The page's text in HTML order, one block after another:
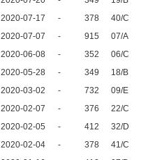
2020-07-17
- 378 40/C
2020-07-07
- 915 07/A
2020-06-08
- 352 06/C
2020-05-28
- 349 18/B
2020-03-02
- 732 09/E
2020-02-07
- 376 22/C
2020-02-05
- 412 32/D
2020-02-04
- 378 41/C